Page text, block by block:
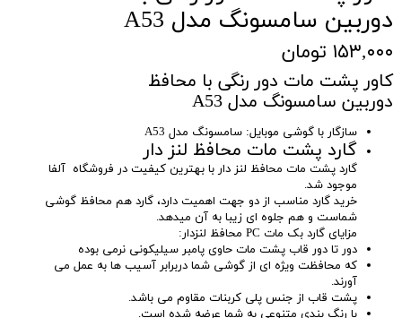
دوربین سامسونگ مدل A53
۱۵۳,۰۰۰ تومان
کاور پشت مات دور رنگی با محافظ
دوربین سامسونگ مدل A53
سازگار با گوشی موبایل: سامسونگ مدل A53
گارد پشت مات محافظ لنز دار
گارد پشت مات محافظ لنز دار با بهترین کیفیت در فروشگاه آلفا
موجود شد.
خرید گارد مناسب از دو جهت اهمیت دارد، گارد هم محافظ گوشی
شماست و هم جلوه ای زیبا به آن میدهد.
مزایای گارد بک مات PC محافظ لنزدار:
دور تا دور قاب پشت مات حاوی پامبر سیلیکونی نرمی بوده
که محافظت ویژه ای از گوشی شما دربرابر آسیب ها به عمل می
آورند.
پشت قاب از جنس پلی کربنات مقاوم می باشد.
با رنگ بندی متنوعی به شما عرضه شده است.